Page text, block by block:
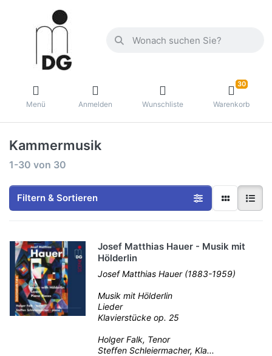
Menü Anmelden Wunschliste
30
Warenkorb
Kammermusik
1-30 von 30
Filtern & Sortieren
Josef Matthias Hauer - Musik mit
Hölderlin
Josef Matthias Hauer (1883-1959)
Musik mit Hölderlin
Lieder
Klavierstücke op. 25
Holger Falk, Tenor
Steffen Schleiermacher, Kla...